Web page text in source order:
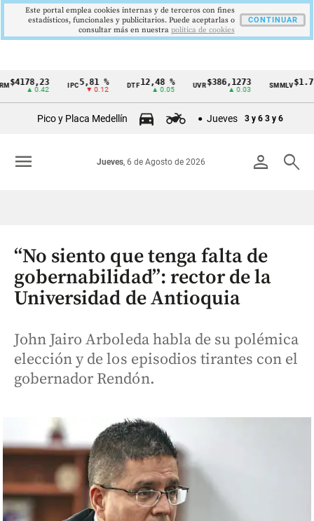
Cintillo
Colombia
▲ 0.42
IPC 5,81 %
▼ 0.12
DTF 12,48 %
▲ 0.05
UVR $386,1273
▲ 0.03
SMMLV
Pico y Placa Medellín Jueves 3 y 6 3 y 6
person search
Jueves, 6 de Agosto de 2026
menu
“No siento que tenga falta de
gobernabilidad”: rector de la
Universidad de Antioquia
John Jairo Arboleda habla de su polémica
elección y de los episodios tirantes con el
gobernador Rendón.
Este portal emplea cookies internas y de terceros con fines
estadísticos, funcionales y publicitarios. Puede aceptarlas o
consultar más en nuestra politica de cookies
CONTINUAR